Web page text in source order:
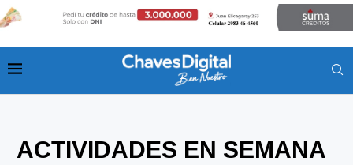
ACTIVIDADES EN SEMANA